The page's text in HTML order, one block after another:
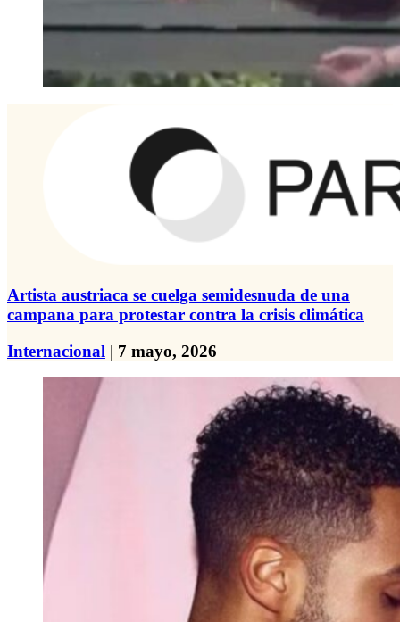
Artista austriaca se cuelga semidesnuda de una
campana para protestar contra la crisis climática
Internacional | 7 mayo, 2026